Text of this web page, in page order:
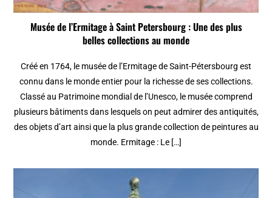
Musée de l’Ermitage à Saint Petersbourg : Une des plus
belles collections au monde
Créé en 1764, le musée de l’Ermitage de Saint-Pétersbourg est
connu dans le monde entier pour la richesse de ses collections.
Classé au Patrimoine mondial de l’Unesco, le musée comprend
plusieurs bâtiments dans lesquels on peut admirer des antiquités,
des objets d’art ainsi que la plus grande collection de peintures au
monde. Ermitage : Le […]